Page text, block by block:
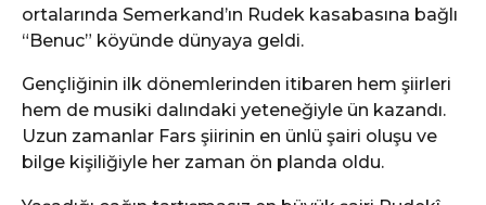
e
ortalarında Semerkand’ın Rudek kasabasına bağlı
“Benuc” köyünde dünyaya geldi.
Gençliğinin ilk dönemlerinden itibaren hem şiirleri
hem de musiki dalındaki yeteneğiyle ün kazandı.
Uzun zamanlar Fars şiirinin en ünlü şairi oluşu ve
bilge kişiliğiyle her zaman ön planda oldu.